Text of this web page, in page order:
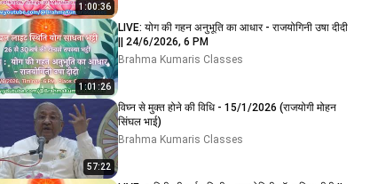
1:00:36
1:01:26
LIVE: योग की गहन अनुभूति का आधार - राजयोगिनी उषा दीदी
|| 24/6/2026, 6 PM
Brahma Kumaris Classes
57:22
विघ्न से मुक्त होने की विधि - 15/1/2026 (राजयोगी मोहन
सिंघल भाई)
Brahma Kumaris Classes